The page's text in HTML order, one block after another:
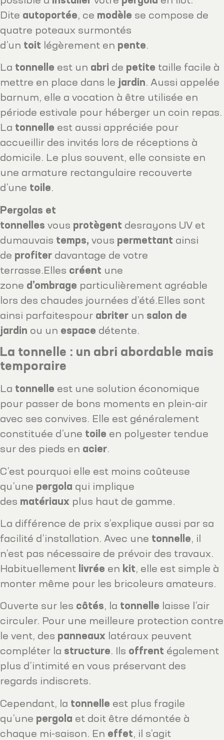
Dite autoportée, ce modèle se compose de
quatre poteaux surmontés
d’un toit légèrement en pente.
La tonnelle est un abri de petite taille facile à
mettre en place dans le jardin. Aussi appelée
barnum, elle a vocation à être utilisée en
période estivale pour héberger un coin repas.
La tonnelle est aussi appréciée pour
accueillir des invités lors de réceptions à
domicile. Le plus souvent, elle consiste en
une armature rectangulaire recouverte
d’une toile.
Pergolas et
tonnelles vous protègent desrayons UV et
dumauvais temps, vous permettant ainsi
de profiter davantage de votre
terrasse.Elles créent une
zone d’ombrage particulièrement agréable
lors des chaudes journées d’été.Elles sont
ainsi parfaitespour abriter un salon de
jardin ou un espace détente.
La tonnelle : un abri abordable mais
temporaire
La tonnelle est une solution économique
pour passer de bons moments en plein-air
avec ses convives. Elle est généralement
constituée d’une toile en polyester tendue
sur des pieds en acier.
C’est pourquoi elle est moins coûteuse
qu’une pergola qui implique
des matériaux plus haut de gamme.
La différence de prix s’explique aussi par sa
facilité d’installation. Avec une tonnelle, il
n’est pas nécessaire de prévoir des travaux.
Habituellement livrée en kit, elle est simple à
monter même pour les bricoleurs amateurs.
Ouverte sur les côtés, la tonnelle laisse l’air
circuler. Pour une meilleure protection contre
le vent, des panneaux latéraux peuvent
compléter la structure. Ils offrent également
plus d’intimité en vous préservant des
regards indiscrets.
Cependant, la tonnelle est plus fragile
qu’une pergola et doit être démontée à
chaque mi-saison. En effet, il s’agit